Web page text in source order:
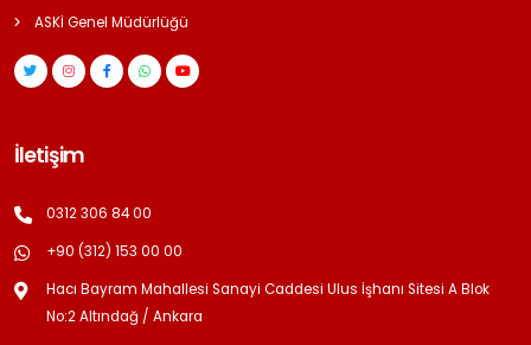
ASKİ Genel Müdürlüğü
İletişim
0312 306 84 00
+90 (312) 153 00 00
Hacı Bayram Mahallesi Sanayi Caddesi Ulus İşhanı Sitesi A Blok
No:2 Altındağ / Ankara